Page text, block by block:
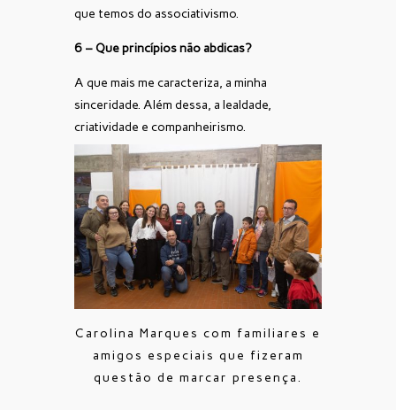
que temos do associativismo.
6 – Que princípios não abdicas?
A que mais me caracteriza, a minha
sinceridade. Além dessa, a lealdade,
criatividade e companheirismo.
Carolina Marques com familiares e
amigos especiais que fizeram
questão de marcar presença.